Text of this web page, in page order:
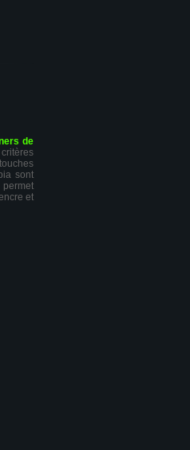
de
sont
et